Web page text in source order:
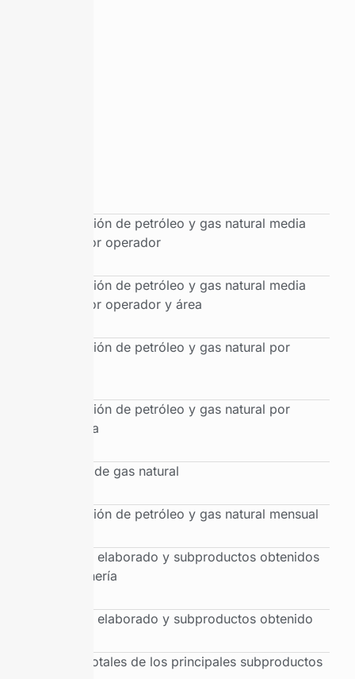
Producción de petróleo y gas natural media
diaria por operador
Producción de petróleo y gas natural media
diaria por operador y área
Producción de petróleo y gas natural por
Producción de petróleo y gas natural por
provincia
Balance de gas natural
Producción de petróleo y gas natural mensual
Petróleo elaborado y subproductos obtenidos
por refinería
Petróleo elaborado y subproductos obtenido
Ventas totales de los principales subproductos